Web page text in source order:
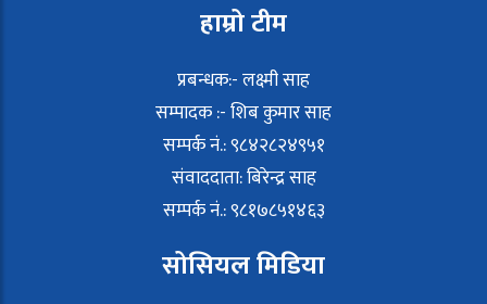
हाम्रो टीम
प्रबन्धक:- लक्ष्मी साह
सम्पादक :- शिब कुमार साह
सम्पर्क नं.: ९८४२८२४९५१
संवाददाता: बिरेन्द्र साह
सम्पर्क नं.: ९८१७८५१४६३
सोसियल मिडिया